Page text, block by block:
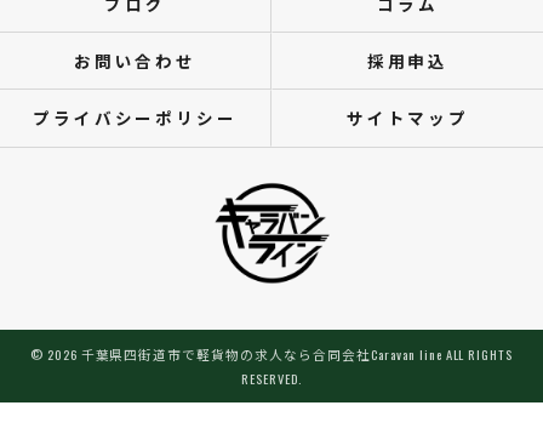
お問い合わせ 採用申込
プライバシーポリシー サイトマップ
© 2026 千葉県四街道市で軽貨物の求人なら合同会社Caravan line ALL RIGHTS
RESERVED.